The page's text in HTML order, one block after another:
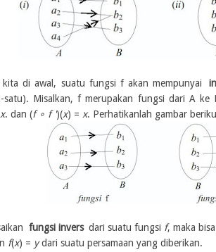
kita di awal, suatu fungsi f akan mempunyai
satu). Misalkan, f merupakan fungsi dari A ke
x. dan (f ∘ f ' )(x) = x. Perhatikanlah gambar
fungsi invers dari suatu fungsi f, maka
f(x) = ydari suatu persamaan yang diberikan.